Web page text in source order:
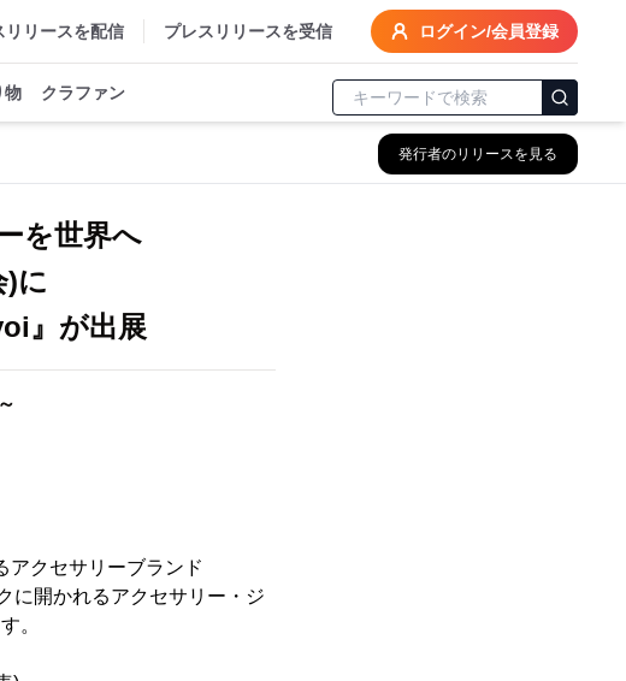
リリースを配信 プレスリリースを受信 ログイン/会員登録
物 クラファン
発行者のリリースを見る
を世界へ
)に
』が出展
アクセサリーブランド
に開かれるアクセサリー・ジ
。